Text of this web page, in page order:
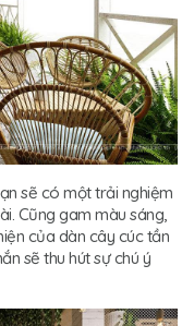
sẽ có một trải nghiệm
Cũng gam màu sáng,
của dàn cây cúc tần
sẽ thu hút sự chú ý